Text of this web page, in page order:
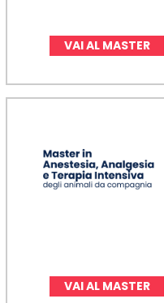
VAI AL MASTER
VAI AL MASTER